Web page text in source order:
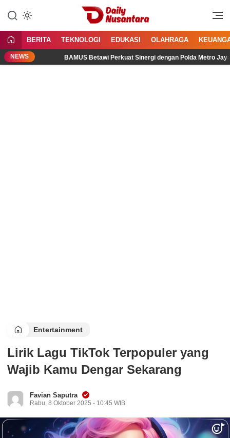
konten
Daily Nusantara
Menyajikan Fakta, Menginspirasi
BERITA TEKNOLOGI EDUKASI OLAHRAGA
NEWS BAMUS Betawi Perkuat Sinergi dengan Polda Metro Jaya,
Entertainment
Lirik Lagu TikTok Terpopuler yang
Wajib Kamu Dengar Sekarang
Favian Saputra
Rabu, 8 Oktober 2025 - 10:45 WIB